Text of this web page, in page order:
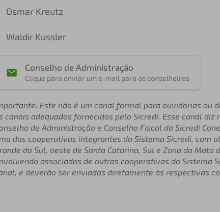
Osmar Kreutz
Waldir Kussler
Conselho de Administração
Clique para enviar um e-mail para os conselheiros
Este não é um canal formal para ouvidorias ou
canais adequados fornecidos pelo Sicredi. Esse canal
de Administração e Conselho Fiscal da Sicredi
das cooperativas integrantes do Sistema Sicredi, com
do Sul, oeste de Santa Catarina, Sul e Zona da Mata
associados de outras cooperativas do Sistema
e deverão ser enviadas diretamente às respectivas